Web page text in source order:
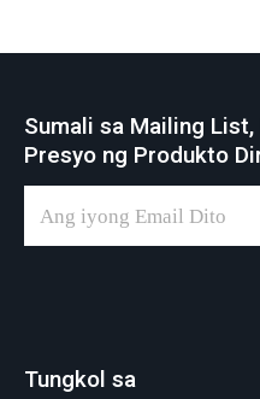
Sumali sa Mailing
Presyo ng Produkto
Tungkol sa